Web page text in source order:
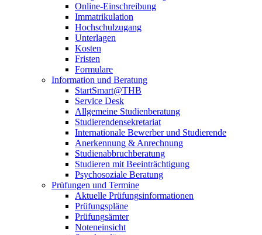
Online-Einschreibung
Immatrikulation
Hochschulzugang
Unterlagen
Kosten
Fristen
Formulare
Information und Beratung
StartSmart@THB
Service Desk
Allgemeine Studienberatung
Studierendensekretariat
Internationale Bewerber und Studierende
Anerkennung & Anrechnung
Studienabbruchberatung
Studieren mit Beeinträchtigung
Psychosoziale Beratung
Prüfungen und Termine
Aktuelle Prüfungsinformationen
Prüfungspläne
Prüfungsämter
Noteneinsicht